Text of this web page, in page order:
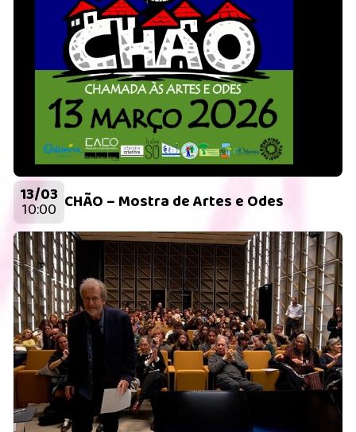
13/03
10:00 CHÃO – Mostra de Artes e Odes